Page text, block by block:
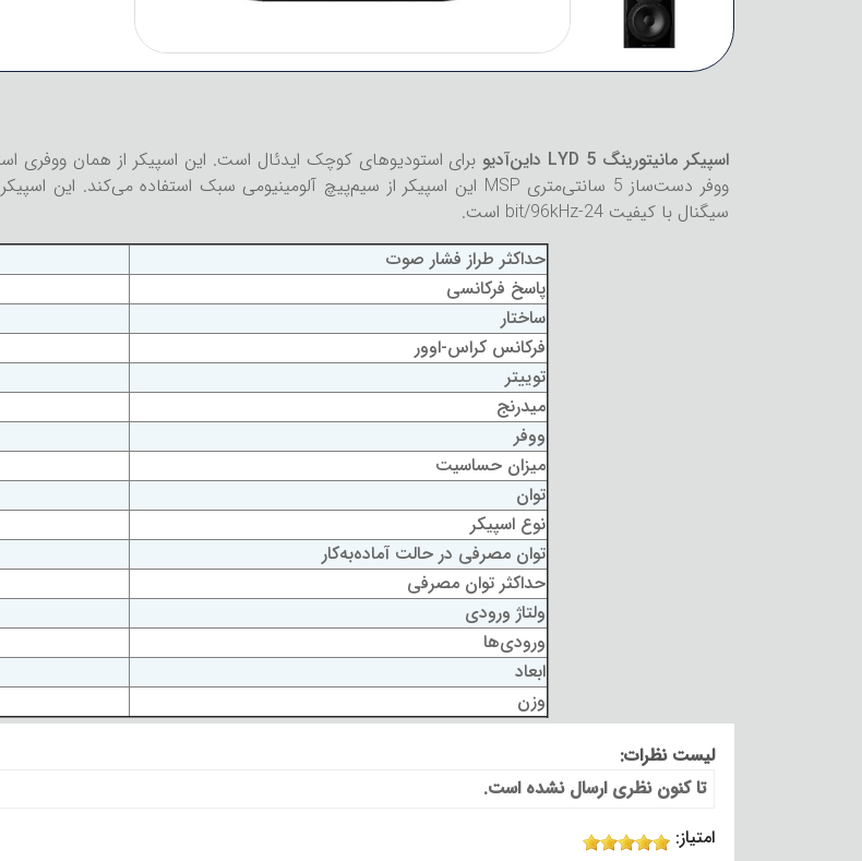
اسپیکر مانیتورینگ LYD 5 داین‌آدیو
برای استودیوهای کوچک ایدئال است. این اسپیکر از همان ووفری
سیگنال با کیفیت 24-bit/96kHz است.
حداکثر طراز فشار صوت
پاسخ فرکانسی
ساختار
فرکانس کراس-اوور
توییتر
میدرنج
ووفر
میزان حساسیت
توان
نوع اسپیکر
توان مصرفی در حالت آماده‌به‌کار
حداکثر توان مصرفی
ولتاژ ورودی
ورودی‌ها
ابعاد
وزن
لیست نظرات:
تا کنون نظری ارسال نشده است.
امتیاز: